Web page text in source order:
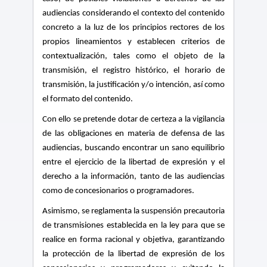
audiencias considerando el contexto del contenido
concreto a la luz de los principios rectores de los
propios lineamientos y establecencriterios de
contextualización, tales como el objeto de la
transmisión, el registro histórico, el horario de
transmisión, la justificación y/o intención, así como
el formato del contenido.
Con ello se pretende dotar de certeza a la vigilancia
de las obligaciones en materia de defensa de las
audiencias, buscando encontrar un sano equilibrio
entre el ejercicio de la libertad de expresión y el
derecho a la información, tanto de las audiencias
como de concesionarios o programadores.
Asimismo, se reglamenta la suspensión precautoria
de transmisiones establecida en la ley para que se
realice en forma racional y objetiva, garantizando
la protección de la libertad de expresión de los